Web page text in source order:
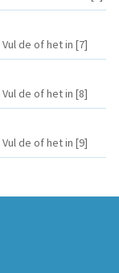
de of het in [7]
de of het in [8]
de of het in [9]